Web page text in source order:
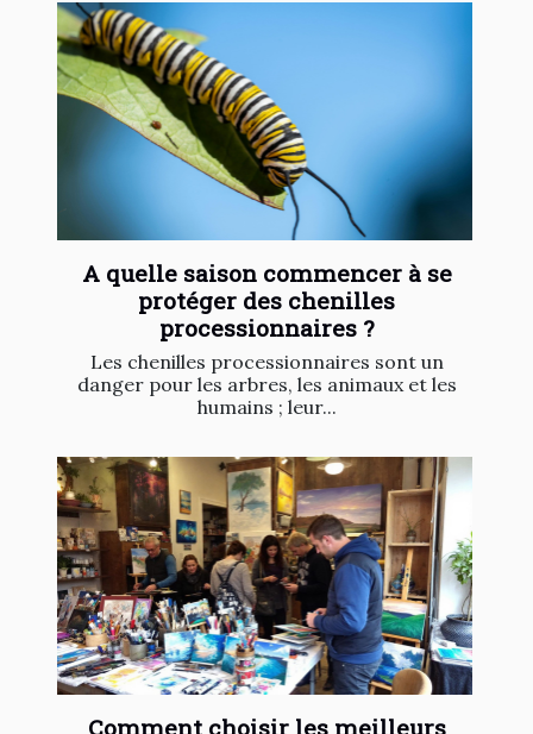
A quelle saison commencer à se
protéger des chenilles
processionnaires ?
Les chenilles processionnaires sont un
danger pour les arbres, les animaux et les
humains ; leur...
Comment choisir les meilleurs